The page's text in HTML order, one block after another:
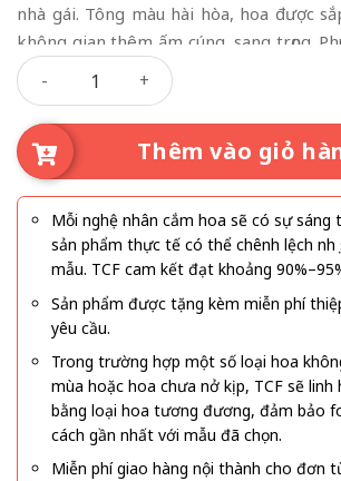
nhà gái. Tông màu hài hòa, hoa được
không gian thêm ấm cúng, sang trọng.
gia, tạo điểm nhấn nổi bật cho lễ vu quy
nhớ.
Cổng Hoa Cưới Lễ Vu Quy số lượng
Thêm vào giỏ
Mỗi nghệ nhân cắm hoa sẽ có sự sáng
sản phẩm thực tế có thể chênh lệch
mẫu. TCF cam kết đạt khoảng
Sản phẩm được tặng kèm miễn phí
yêu cầu.
Trong trường hợp một số loại hoa
mùa hoặc hoa chưa nở kịp, TCF sẽ
bằng loại hoa tương đương, đảm bảo
cách gần nhất với mẫu đã chọn.
Miễn phí giao hàng nội thành cho đơn